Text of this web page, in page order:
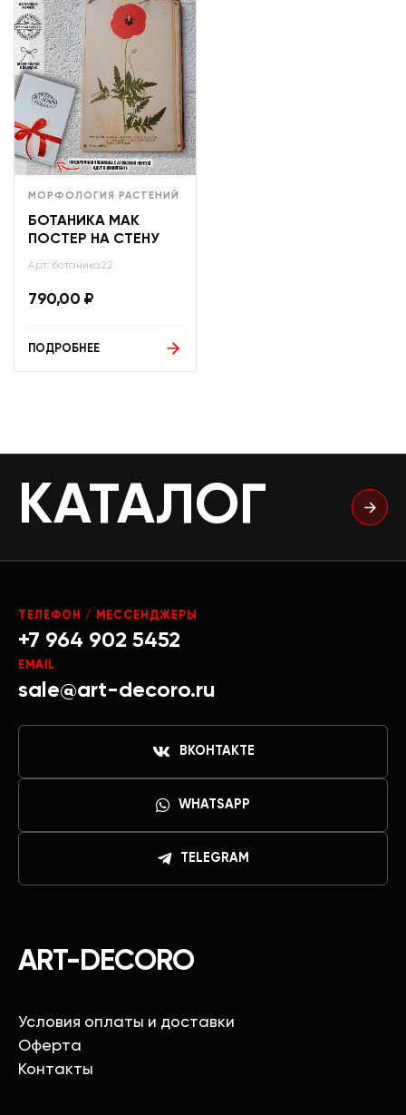
МОРФОЛОГИЯ РАСТЕНИЙ
БОТАНИКА МАК
ПОСТЕР НА СТЕНУ
Арт: ботаника22
790,00 ₽
ПОДРОБНЕЕ
КАТАЛОГ
ART-DECORO
Условия оплаты и доставки
Оферта
Контакты
ТЕЛЕФОН / МЕССЕНДЖЕРЫ
+7 964 902 5452
EMAIL
sale@art-decoro.ru
ВКОНТАКТЕ
WHATSAPP
TELEGRAM